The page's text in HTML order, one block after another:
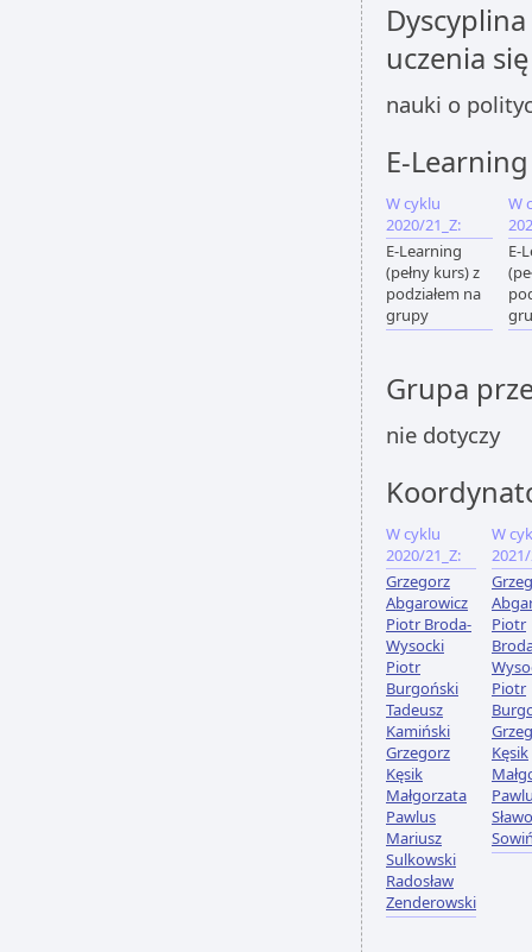
uczenia się
nauki o
E-Learning
W cyklu
2020/21_Z:
E-Learning
(pełny kurs) z
podziałem na
grupy
W
E-
Grupa
nie dotyczy
W cyklu
2020/21_Z:
Grzegorz
Abgarowicz
Piotr Broda-
Wysocki
Piotr
Burgoński
Tadeusz
Kamiński
Grzegorz
Kęsik
Małgorzata
Pawlus
Mariusz
Sulkowski
Radosław
Zenderowski
W
Piotr
Piotr
Kęsik